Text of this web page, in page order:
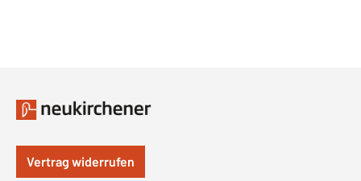
Vertrag widerrufen